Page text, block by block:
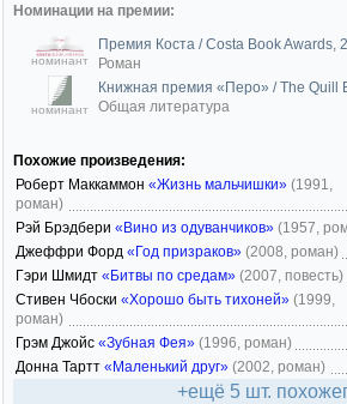
Номинации на премии:
номинант
Премия Коста / Costa Book Awards,
Роман
номинант
Книжная премия «Перо» / The Quill
Общая литература
Похожие произведения:
Роберт Маккаммон «Жизнь мальчишки» (1991,
роман)
Рэй Брэдбери «Вино из одуванчиков» (1957,
Джеффри Форд «Год призраков» (2008, роман)
Гэри Шмидт «Битвы по средам» (2007, повесть)
Стивен Чбоски «Хорошо быть тихоней» (1999,
роман)
Грэм Джойс «Зубная Фея» (1996, роман)
Донна Тартт «Маленький друг» (2002, роман)
+ещё 5 шт.